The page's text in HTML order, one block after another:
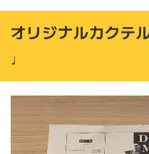
オリジナルカクテ
♩